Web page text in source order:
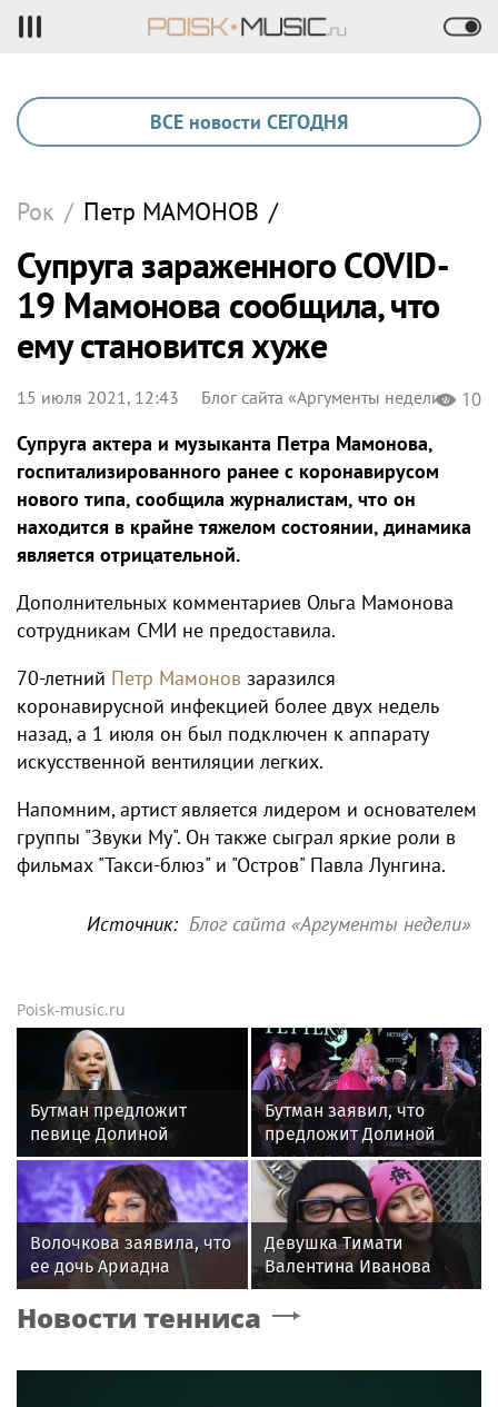
ВСЕ новости СЕГОДНЯ
Рок / Петр МАМОНОВ /
Супруга зараженного COVID-
19 Мамонова сообщила, что
ему становится хуже
15 июля 2021, 12:43 Блог сайта «Аргументы недели» 10
Супруга актера и музыканта Петра Мамонова,
госпитализированного ранее с коронавирусом
нового типа, сообщила журналистам, что он
находится в крайне тяжелом состоянии, динамика
является отрицательной.
Дополнительных комментариев Ольга Мамонова
сотрудникам СМИ не предоставила.
70-летний Петр Мамонов заразился
коронавирусной инфекцией более двух недель
назад, а 1 июля он был подключен к аппарату
искусственной вентиляции легких.
Напомним, артист является лидером и основателем
группы "Звуки Му". Он также сыграл яркие роли в
фильмах "Такси-блюз" и "Остров" Павла Лунгина.
Источник: Блог сайта «Аргументы недели»
Poisk-music.ru
Бутман предложит
певице Долиной
возглавить вокальное
отделение джазового
вуза
Бутман заявил, что
предложит Долиной
кафедру в будущем
джазовом вузе
Волочкова заявила, что
ее дочь Ариадна
«совершила глупость»,
взяв фамилию мужа
Девушка Тимати
Валентина Иванова
снялась с годовалой
дочерью в парной
Новости тенниса